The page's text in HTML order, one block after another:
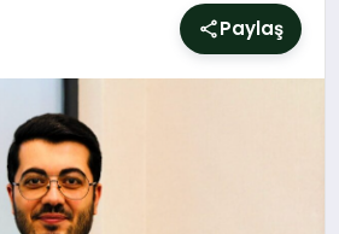
Paylaş